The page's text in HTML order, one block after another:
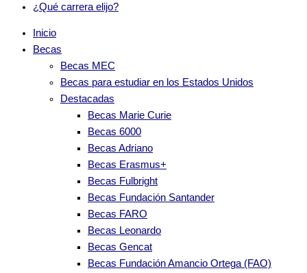
¿Qué carrera elijo?
Inicio
Becas
Becas MEC
Becas para estudiar en los Estados Unidos
Destacadas
Becas Marie Curie
Becas 6000
Becas Adriano
Becas Erasmus+
Becas Fulbright
Becas Fundación Santander
Becas FARO
Becas Leonardo
Becas Gencat
Becas Fundación Amancio Ortega (FAO)